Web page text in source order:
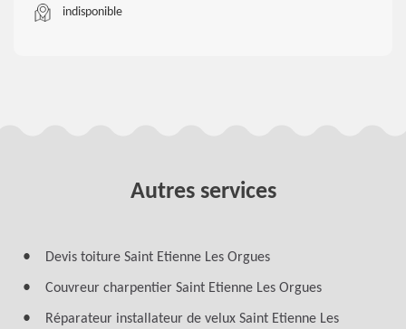
indisponible
Autres services
Devis toiture Saint Etienne Les Orgues
Couvreur charpentier Saint Etienne Les Orgues
Réparateur installateur de velux Saint Etienne Les